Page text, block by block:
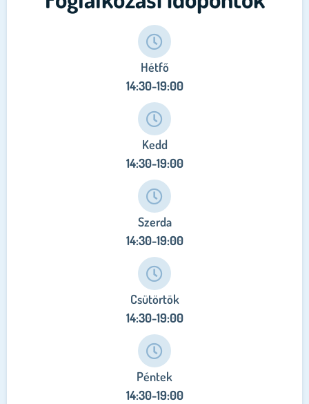
Hétfő
14:30-19:00
Kedd
14:30-19:00
Szerda
14:30-19:00
Csütörtök
14:30-19:00
Péntek
14:30-19:00